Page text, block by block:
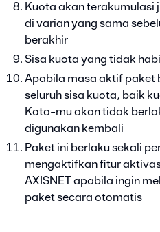
Kuota akan terakumulasi
di varian yang sama
berakhir
Sisa kuota yang tidak
Apabila masa aktif paket
seluruh sisa kuota, baik
Kota-mu akan tidak
digunakan kembali
Paket ini berlaku sekali
mengaktifkan fitur
AXISNET apabila ingin
paket secara otomatis